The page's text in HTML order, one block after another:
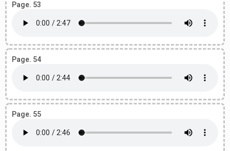
Page. 53
Page. 54
Page. 55